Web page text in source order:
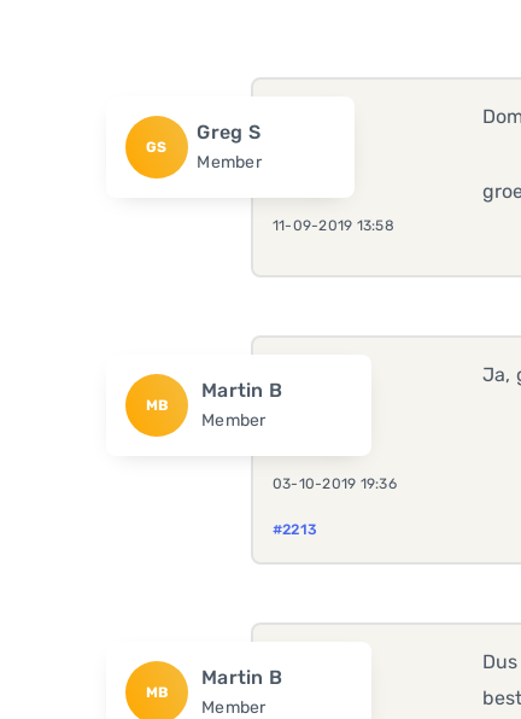
GS
Greg S
Member
11-09-2019 13:58
MB
Martin B
Member
03-10-2019 19:36
#2213
Ja,
MB
Martin B
Member